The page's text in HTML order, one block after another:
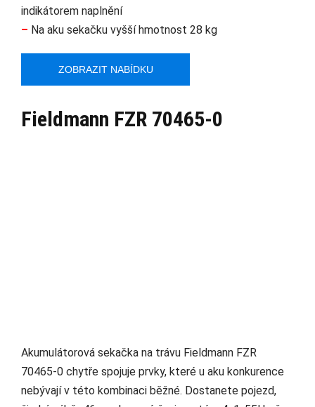
indikátorem naplnění
– Na aku sekačku vyšší hmotnost 28 kg
ZOBRAZIT NABÍDKU
Fieldmann FZR 70465-0
Akumulátorová sekačka na trávu Fieldmann FZR
70465-0 chytře spojuje prvky, které u aku konkurence
nebývají v této kombinaci běžné. Dostanete pojezd,